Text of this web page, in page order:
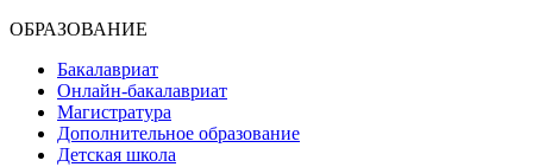
ОБРАЗОВАНИЕ
Бакалавриат
Онлайн-бакалавриат
Магистратура
Дополнительное образование
Детская школа